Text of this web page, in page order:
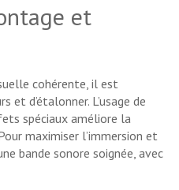
et
cohérente, il est
et d’étalonner. L’usage de
spéciaux améliore la
maximiser l’immersion et
bande sonore soignée, avec